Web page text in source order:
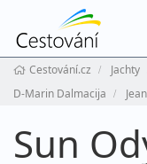
Cestování.cz Jachty
D-Marin Dalmacija
Sun